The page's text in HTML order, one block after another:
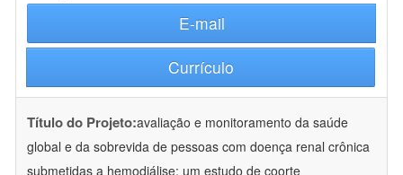
E-mail
Currículo
Título do Projeto:avaliação e monitoramento da saúde
global e da sobrevida de pessoas com doença renal crônica
submetidas a hemodiálise: um estudo de coorte